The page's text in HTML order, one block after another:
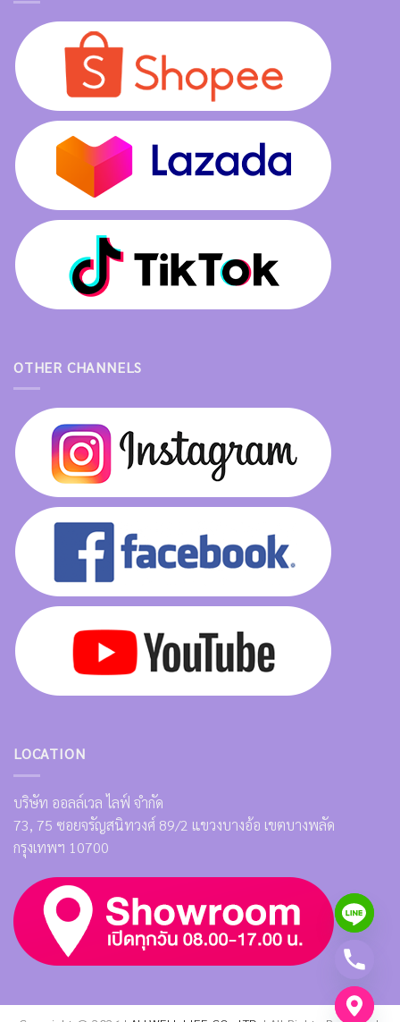
OTHER CHANNELS
LOCATION
บริษัท ออลล์เวล ไลฟ์ จำกัด
73, 75 ซอยจรัญสนิทวงศ์ 89/2 แขวงบางอ้อ เขตบางพลัด
กรุงเทพฯ 10700